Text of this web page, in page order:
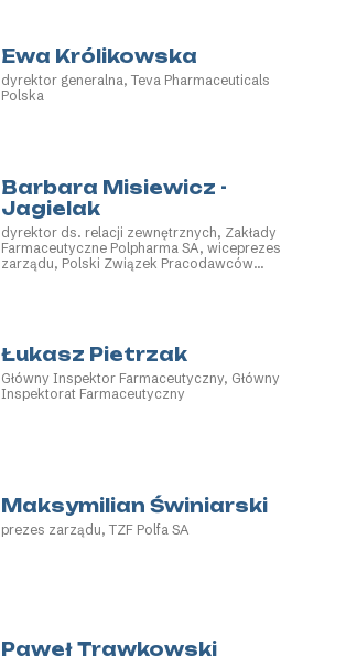
Ewa Królikowska
dyrektor generalna, Teva Pharmaceuticals
Polska
Barbara Misiewicz -
Jagielak
dyrektor ds. relacji zewnętrznych, Zakłady
Farmaceutyczne Polpharma SA, wiceprezes
zarządu, Polski Związek Pracodawców
Łukasz Pietrzak
Główny Inspektor Farmaceutyczny, Główny
Inspektorat Farmaceutyczny
Maksymilian Świniarski
prezes zarządu, TZF Polfa SA
Paweł Trawkowski